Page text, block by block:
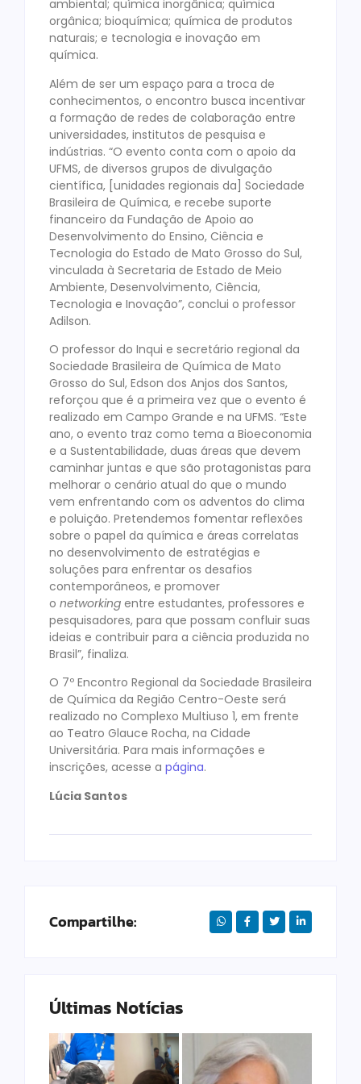
ambiental; química inorgânica; química
orgânica; bioquímica; química de produtos
naturais; e tecnologia e inovação em
química.
Além de ser um espaço para a troca de
conhecimentos, o encontro busca incentivar
a formação de redes de colaboração entre
universidades, institutos de pesquisa e
indústrias. “O evento conta com o apoio da
UFMS, de diversos grupos de divulgação
científica, [unidades regionais da] Sociedade
Brasileira de Química, e recebe suporte
financeiro da Fundação de Apoio ao
Desenvolvimento do Ensino, Ciência e
Tecnologia do Estado de Mato Grosso do Sul,
vinculada à Secretaria de Estado de Meio
Ambiente, Desenvolvimento, Ciência,
Tecnologia e Inovação”, conclui o professor
Adilson.
O professor do Inqui e secretário regional da
Sociedade Brasileira de Química de Mato
Grosso do Sul, Edson dos Anjos dos Santos,
reforçou que é a primeira vez que o evento é
realizado em Campo Grande e na UFMS. “Este
ano, o evento traz como tema a Bioeconomia
e a Sustentabilidade, duas áreas que devem
caminhar juntas e que são protagonistas para
melhorar o cenário atual do que o mundo
vem enfrentando com os adventos do clima
e poluição. Pretendemos fomentar reflexões
sobre o papel da química e áreas correlatas
no desenvolvimento de estratégias e
soluções para enfrentar os desafios
contemporâneos, e promover
o networking entre estudantes, professores e
pesquisadores, para que possam confluir suas
ideias e contribuir para a ciência produzida no
Brasil”, finaliza.
O 7º Encontro Regional da Sociedade Brasileira
de Química da Região Centro-Oeste será
realizado no Complexo Multiuso 1, em frente
ao Teatro Glauce Rocha, na Cidade
Universitária. Para mais informações e
inscrições, acesse a página.
Lúcia Santos
Compartilhe:
Últimas Notícias